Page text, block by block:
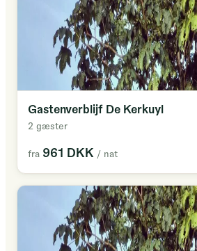
Gastenverblijf De Kerkuyl
2 gæster
fra 961 DKK / nat